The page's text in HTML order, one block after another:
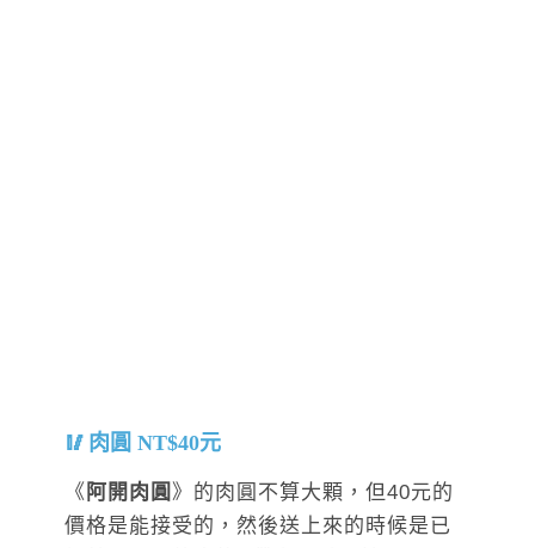
肉圓 NT$40元
《 阿開肉圓 》的肉圓不算大顆，但40元的
價格是能接受的，然後送上來的時候是已